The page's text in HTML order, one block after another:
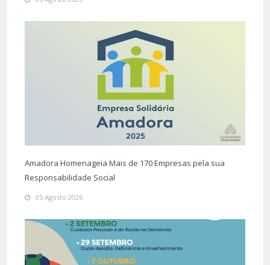
Amadora Homenageia Mais de 170 Empresas pela sua
Responsabilidade Social
05 Agosto 2026